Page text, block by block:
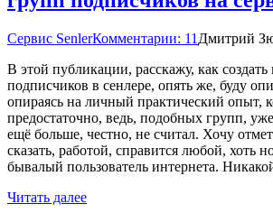
Сервис SenlerКомментарии: 11 Дмитрий
В этой публикации, расскажу, как создать
подписчиков в сенлере, опять же, буду
опираясь на личный практический опыт,
предостаточно, ведь, подобных групп,
ещё больше, честно, не считал. Хочу
сказать, работой, справится любой, хоть
бывалый пользователь интернета.
Читать далее